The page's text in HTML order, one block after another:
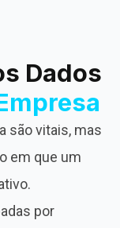
Dados
são vitais, mas
em que um
por